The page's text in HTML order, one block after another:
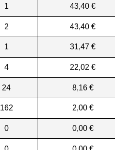
1 43,40 €
2 43,40 €
1 31,47 €
4 22,02 €
24 8,16 €
162 2,00 €
0 0,00 €